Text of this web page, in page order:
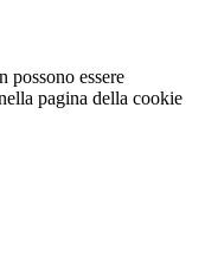
possono essere
pagina della cookie